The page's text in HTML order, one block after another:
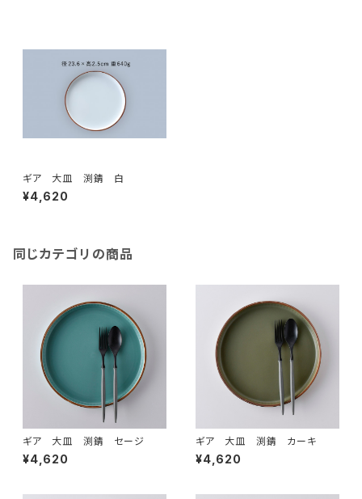
ギア 大皿 渕錆 白
¥4,620
同じカテゴリの商品
ギア 大皿 渕錆 セージ
¥4,620
ギア 大皿 渕錆 カーキ
¥4,620